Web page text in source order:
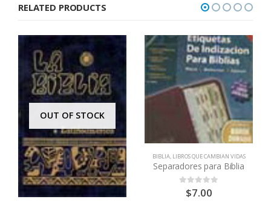
$110.00.
RELATED PRODUCTS
OUT OF STOCK
BIBLIA, LIBROS QUE CAMBIAN VIDAS
Separadores para Biblia
out of 5
$7.00